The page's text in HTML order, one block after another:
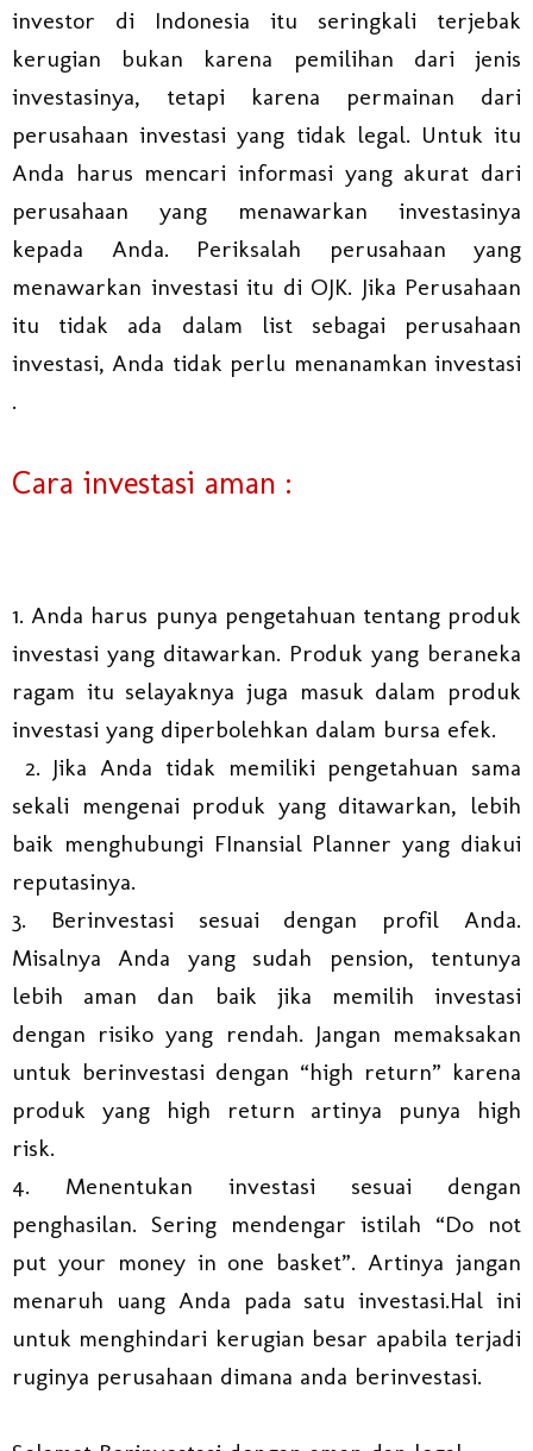
investor di Indonesia itu seringkali terjebak
kerugian bukan karena pemilihan dari jenis
investasinya, tetapi karena permainan dari
perusahaan investasi yang tidak legal. Untuk itu
Anda harus mencari informasi yang akurat dari
perusahaan yang menawarkan investasinya
kepada Anda. Periksalah perusahaan yang
menawarkan investasi itu di OJK. Jika Perusahaan
itu tidak ada dalam list sebagai perusahaan
investasi, Anda tidak perlu menanamkan investasi
.
Cara investasi aman :
1. Anda harus punya pengetahuan tentang produk
investasi yang ditawarkan. Produk yang beraneka
ragam itu selayaknya juga masuk dalam produk
investasi yang diperbolehkan dalam bursa efek.
2. Jika Anda tidak memiliki pengetahuan sama
sekali mengenai produk yang ditawarkan, lebih
baik menghubungi FInansial Planner yang diakui
reputasinya.
3. Berinvestasi sesuai dengan profil Anda.
Misalnya Anda yang sudah pension, tentunya
lebih aman dan baik jika memilih investasi
dengan risiko yang rendah. Jangan memaksakan
untuk berinvestasi dengan “high return” karena
produk yang high return artinya punya high
risk.
4. Menentukan investasi sesuai dengan
penghasilan. Sering mendengar istilah “Do not
put your money in one basket”. Artinya jangan
menaruh uang Anda pada satu investasi.Hal ini
untuk menghindari kerugian besar apabila terjadi
ruginya perusahaan dimana anda berinvestasi.